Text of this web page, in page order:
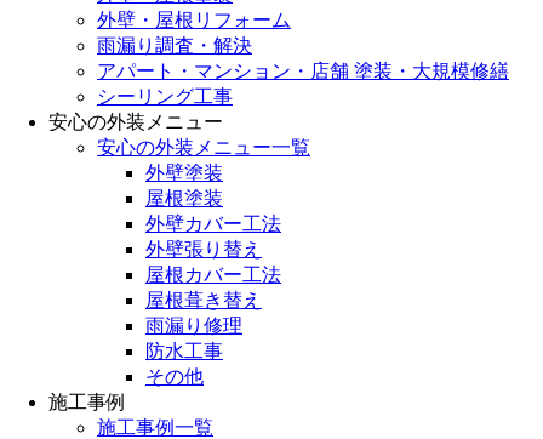
外壁・屋根リフォーム
雨漏り調査・解決
アパート・マンション・店舗 塗装・大規模修繕
シーリング工事
安心の外装メニュー
安心の外装メニュー一覧
外壁塗装
屋根塗装
外壁カバー工法
外壁張り替え
屋根カバー工法
屋根葺き替え
雨漏り修理
防水工事
その他
施工事例
施工事例一覧